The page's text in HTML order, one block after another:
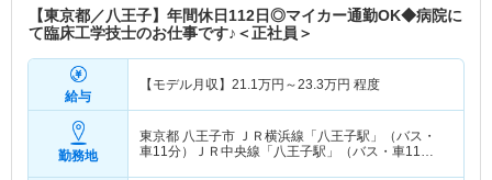
【東京都／八王子】年間休日112日◎マイカー通勤OK◆病院に
て臨床工学技士のお仕事です♪＜正社員＞
給与
【モデル月収】 21.1 万円～23.3万円 程度
勤務地
東京都 八王子市
ＪＲ横浜線「八王子駅」（バス・
車11分）ＪＲ中央線「八王子駅」（バス・車11